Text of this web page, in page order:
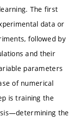
The first
data or
followed by
and their
parameters
of numerical
is training the
the